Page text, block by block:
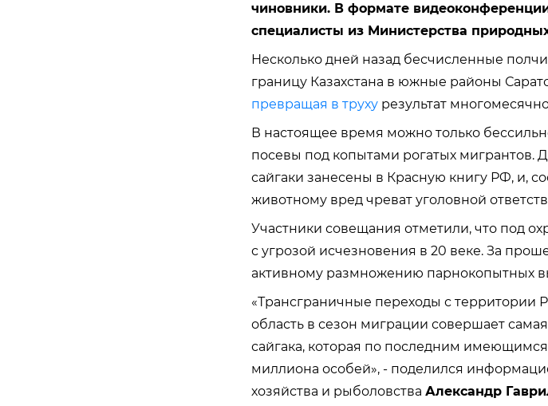
чиновники. В формате
специалисты из Министерства
Несколько дней назад бесчисленные
границу Казахстана в южные районы
превращая в трухурезультат
В настоящее время можно только
посевы под копытами рогатых мигрантов.
сайгаки занесены в Красную книгу РФ, и,
животному вред чреват уголовной
Участники совещания отметили, что под
с угрозой исчезновения в 20 веке. За
активному размножению парнокопытных
«Трансграничные переходы с территории
область в сезон миграции совершает
сайгака, которая по последним
миллиона особей», - поделился
хозяйства и рыболовства Александр